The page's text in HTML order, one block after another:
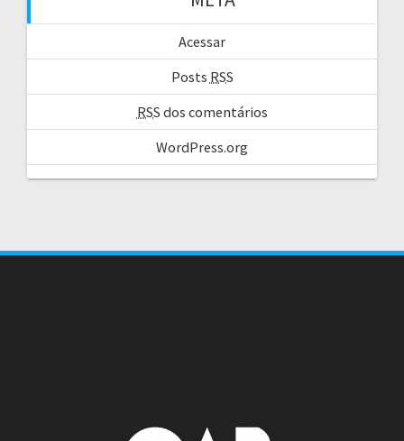
Acessar
Posts RSS
RSS dos comentários
WordPress.org